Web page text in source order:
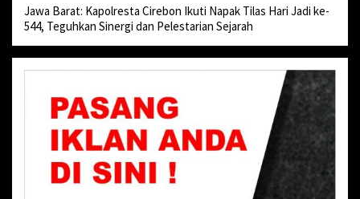
Jawa Barat: Kapolresta Cirebon Ikuti Napak Tilas Hari Jadi ke-
544, Teguhkan Sinergi dan Pelestarian Sejarah